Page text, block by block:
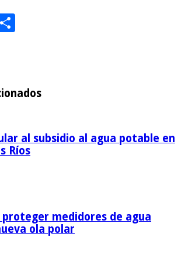
al subsidio al agua potable en
Ríos
proteger medidores de agua
ola polar